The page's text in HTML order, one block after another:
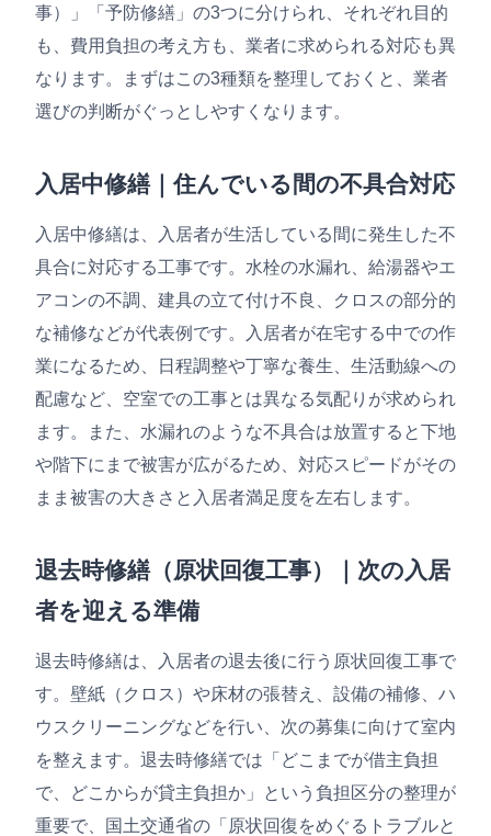
事）」「予防修繕」の3つに分けられ、それぞれ目的
も、費用負担の考え方も、業者に求められる対応も異
なります。まずはこの3種類を整理しておくと、業者
選びの判断がぐっとしやすくなります。
入居中修繕｜住んでいる間の不具合対応
入居中修繕は、入居者が生活している間に発生した不
具合に対応する工事です。水栓の水漏れ、給湯器やエ
アコンの不調、建具の立て付け不良、クロスの部分的
な補修などが代表例です。入居者が在宅する中での作
業になるため、日程調整や丁寧な養生、生活動線への
配慮など、空室での工事とは異なる気配りが求められ
ます。また、水漏れのような不具合は放置すると下地
や階下にまで被害が広がるため、対応スピードがその
まま被害の大きさと入居者満足度を左右します。
退去時修繕（原状回復工事）｜次の入居
者を迎える準備
退去時修繕は、入居者の退去後に行う原状回復工事で
す。壁紙（クロス）や床材の張替え、設備の補修、ハ
ウスクリーニングなどを行い、次の募集に向けて室内
を整えます。退去時修繕では「どこまでが借主負担
で、どこからが貸主負担か」という負担区分の整理が
重要で、国土交通省の「原状回復をめぐるトラブルと